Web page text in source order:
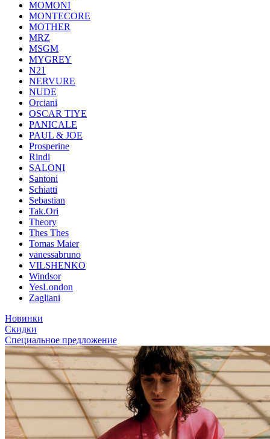
MOMONI
MONTECORE
MOTHER
MRZ
MSGM
MYGREY
N21
NERVURE
NUDE
Orciani
OSCAR TIYE
PANICALE
PAUL & JOE
Prosperine
Rindi
SALONI
Santoni
Schiatti
Sebastian
Tak.Ori
Theory
Thes Thes
Tomas Maier
vanessabruno
VILSHENKO
Windsor
YesLondon
Zagliani
Новинки
Скидки
Специальное предложение